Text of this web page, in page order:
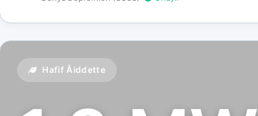
Hafif Åiddette